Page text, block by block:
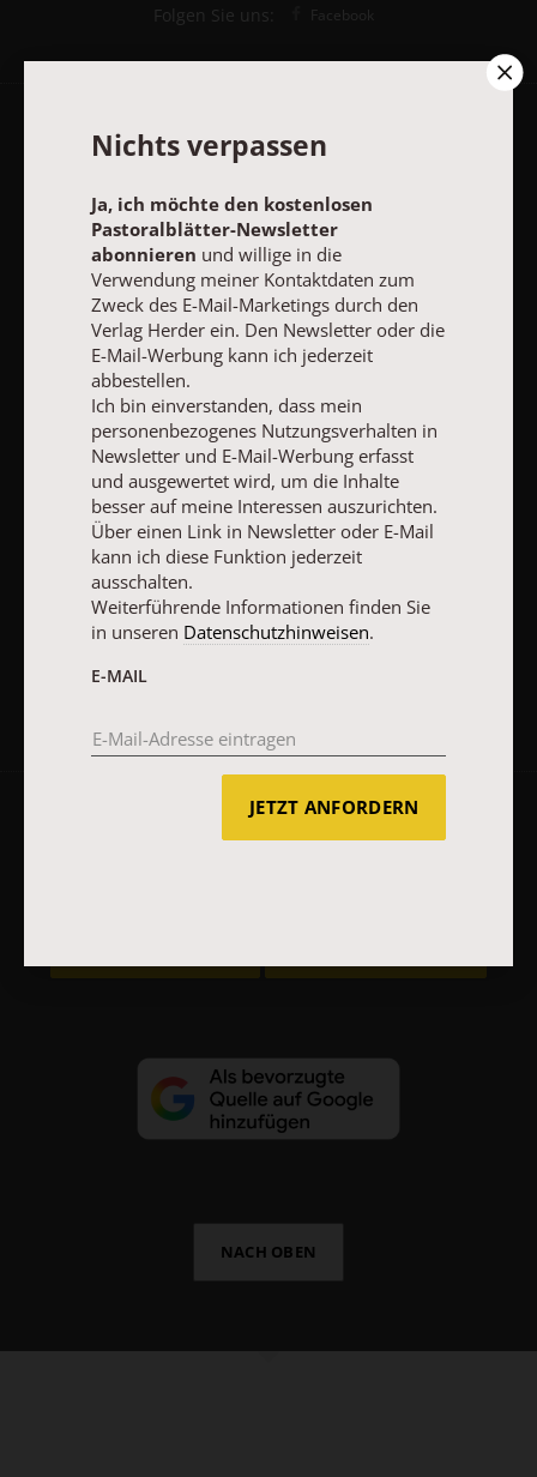
Folgen Sie uns: Facebook
Pastoralblätter-Newsletter
Ja, ich möchte den kostenlosen Pastoralblätter-Newsletter
abonnierenund willige in die Verwendung meiner Kontaktdaten
zum Zweck des E-Mail-Marketings durch den Verlag Herder ein.
Den Newsletter oder die E-Mail-Werbung kann ich jederzeit
abbestellen.
Ich bin einverstanden, dass mein personenbezogenes
Nutzungsverhalten in Newsletter und E-Mail-Werbung erfasst
und ausgewertet wird, um die Inhalte besser auf meine
Interessen auszurichten. Über einen Link in Newsletter oder E-
Mail kann ich diese Funktion jederzeit ausschalten.
Weiterführende Informationen finden Sie in unseren
Datenschutzhinweisen.
JETZT ANMELDEN
NACH OBEN
Nichts verpassen
Ja, ich möchte den kostenlosen
Pastoralblätter-Newsletter
abonnieren und willige in die
Verwendung meiner Kontaktdaten zum
Zweck des E-Mail-Marketings durch den
Verlag Herder ein. Den Newsletter oder die
E-Mail-Werbung kann ich jederzeit
abbestellen.
Ich bin einverstanden, dass mein
personenbezogenes Nutzungsverhalten in
Newsletter und E-Mail-Werbung erfasst
und ausgewertet wird, um die Inhalte
besser auf meine Interessen auszurichten.
Über einen Link in Newsletter oder E-Mail
kann ich diese Funktion jederzeit
ausschalten.
Weiterführende Informationen finden Sie
in unseren Datenschutzhinweisen.
E-MAIL
JETZT ANFORDERN